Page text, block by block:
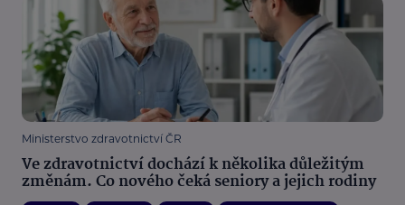
Ministerstvo zdravotnictví ČR
Ve zdravotnictví dochází k několika důležitým
změnám. Co nového čeká seniory a jejich rodiny